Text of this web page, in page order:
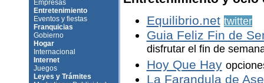
Empresas
Entretenimiento
Eventos y fiestas
Franquicias
Gobierno
Hogar
Internacional
Internet
Juegos
Leyes y Trámites
Equilibrio.net twitter
Guia Feliz Fin de
disfrutar el fin de
Hoy Que Hay
La Farandula de